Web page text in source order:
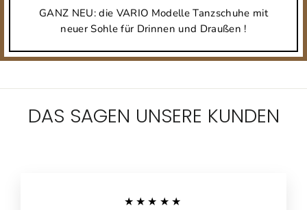
GANZ NEU: die VARIO Modelle Tanzschuhe mit
neuer Sohle für Drinnen und Draußen !
DAS SAGEN UNSERE KUNDEN
★★★★★